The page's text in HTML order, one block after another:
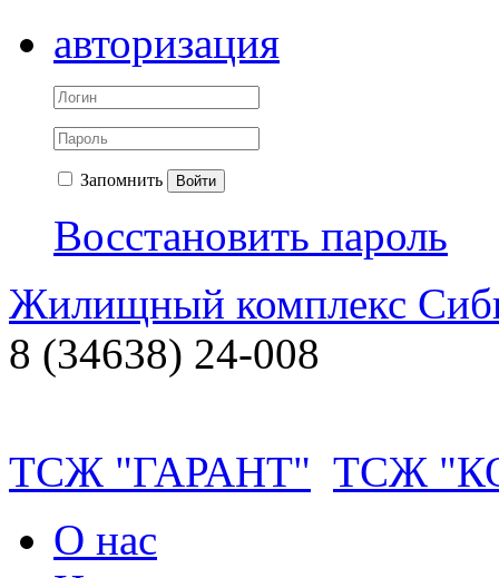
авторизация
Запомнить Войти
Восстановить пароль
Жилищный комплекс
8 (34638) 24-008
ТСЖ "ГАРАНТ" ТСЖ
О нас